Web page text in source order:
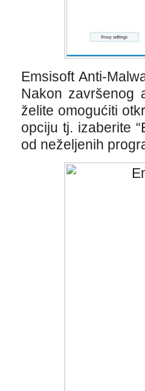
Emsisoft Anti-
Nakon završenog
želite omogućiti
opciju tj. izaberite
od neželjenih